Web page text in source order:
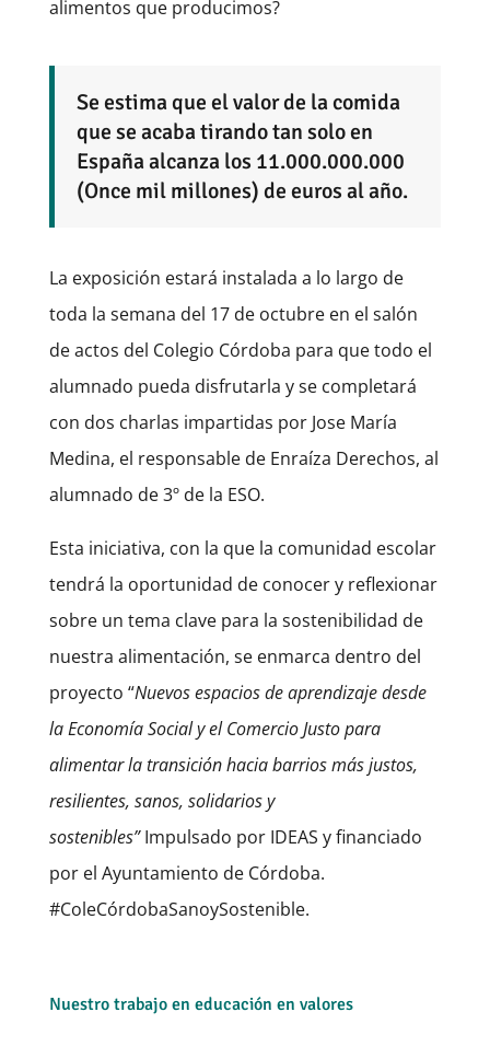
alimentos que producimos?
Se estima que el valor de la comida
que se acaba tirando tan solo en
España alcanza los 11.000.000.000
(Once mil millones) de euros al año.
La exposición estará instalada a lo largo de
toda la semana del 17 de octubre en el salón
de actos del Colegio Córdoba para que todo el
alumnado pueda disfrutarla y se completará
con dos charlas impartidas por Jose María
Medina, el responsable de Enraíza Derechos, al
alumnado de 3º de la ESO.
Esta iniciativa, con la que la comunidad escolar
tendrá la oportunidad de conocer y reflexionar
sobre un tema clave para la sostenibilidad de
nuestra alimentación, se enmarca dentro del
proyecto “Nuevos espacios de aprendizaje desde
la Economía Social y el Comercio Justo para
alimentar la transición hacia barrios más justos,
resilientes, sanos, solidarios y
sostenibles”Impulsado por IDEAS y financiado
por el Ayuntamiento de Córdoba.
#ColeCórdobaSanoySostenible.
Nuestro trabajo en educación en valores